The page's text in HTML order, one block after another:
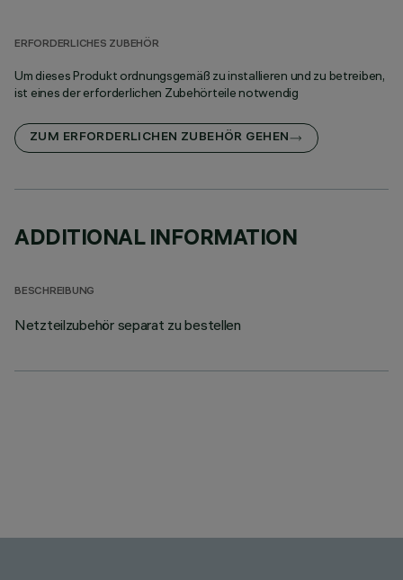
ERFORDERLICHES ZUBEHÖR
Um dieses Produkt ordnungsgemäß zu installieren und zu betreiben,
ist eines der erforderlichen Zubehörteile notwendig
ZUM ERFORDERLICHEN ZUBEHÖR GEHEN
ADDITIONAL INFORMATION
BESCHREIBUNG
Netzteilzubehör separat zu bestellen